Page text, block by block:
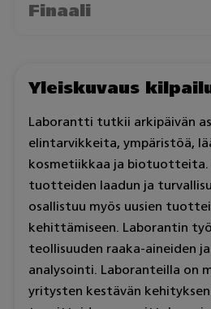
Finaali
Yleiskuvaus
Laborantti tutkii arkipäivän
elintarvikkeita, ympäristöä,
kosmetiikkaa ja biotuotteita.
tuotteiden laadun ja
osallistuu myös uusien
kehittämiseen. Laborantin
teollisuuden raaka-aineiden
analysointi. Laboranteilla on
yritysten kestävän